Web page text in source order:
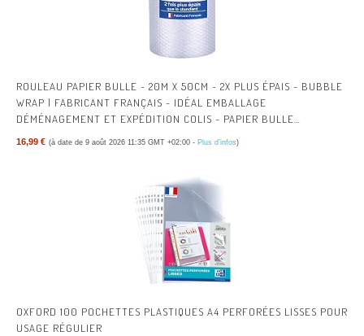
ROULEAU PAPIER BULLE - 20M X 50CM - 2X PLUS ÉPAIS - BUBBLE
WRAP | FABRICANT FRANÇAIS - IDÉAL EMBALLAGE
DÉMÉNAGEMENT ET EXPÉDITION COLIS - PAPIER BULLE
16,99 € (à date de 9 août 2026 11:35 GMT +02:00 - Plus d’infos)
OXFORD 100 POCHETTES PLASTIQUES A4 PERFORÉES LISSES POUR
USAGE RÉGULIER